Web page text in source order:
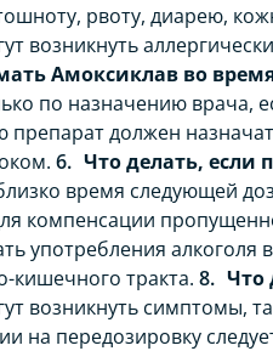
рвоту, диарею,
возникнуть
Амоксиклав во
по назначению врача,
должен
Что делать, если
время следующей
компенсации
употребления
кишечного тракта.
Что
возникнуть симптомы,
на передозировку